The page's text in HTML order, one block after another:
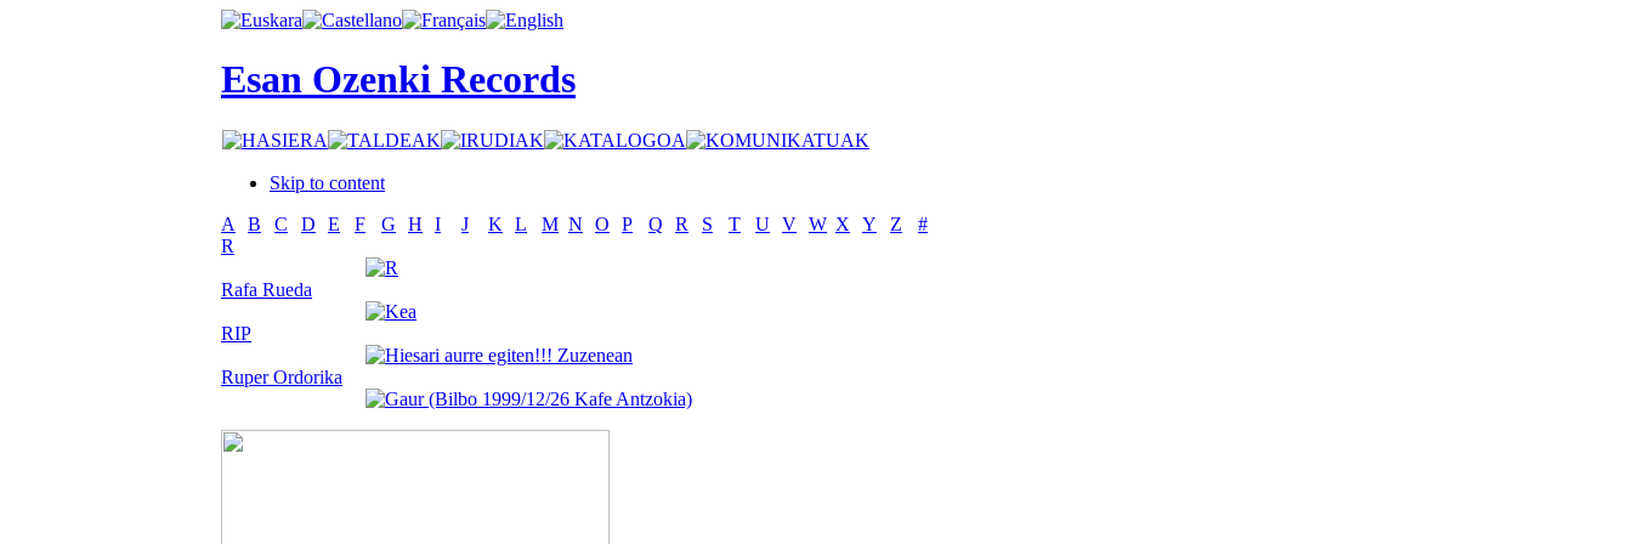
Esan Ozenki Records
Skip to content
A
B C D E F G H I J K L M N O P Q R S T U V W X Y Z
#
R
Rafa Rueda
RIP
Ruper Ordorika